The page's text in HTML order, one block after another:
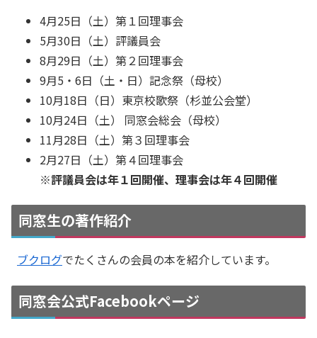
4月25日（土）第１回理事会
5月30日（土）評議員会
8月29日（土）第２回理事会
9月5・6日（土・日）記念祭（母校）
10月18日（日）東京校歌祭（杉並公会堂）
10月24日（土） 同窓会総会（母校）
11月28日（土）第３回理事会
2月27日（土）第４回理事会
※評議員会は年１回開催、理事会は年４回開催
同窓生の著作紹介
ブクログでたくさんの会員の本を紹介しています。
同窓会公式Facebookページ